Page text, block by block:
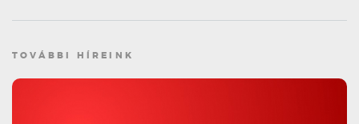
TOVÁBBI HÍREINK